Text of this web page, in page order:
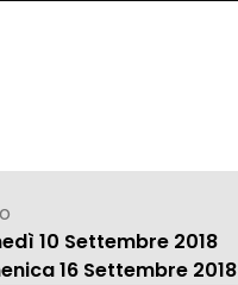
10 Settembre 2018
16 Settembre 2018